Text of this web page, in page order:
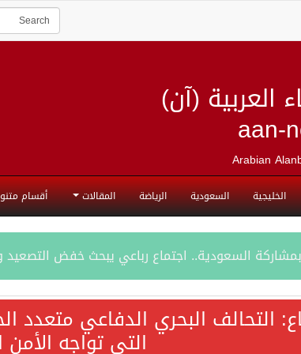
العربية (آن)
aan-
Arabian
الخليجية السعودية الرياضة المقالات أقسام
بمشاركة السعودية.. اجتماع رباعي يبحث خفض التصعيد
الخارجية السعودي: جميع إجراءات إسرائيل
التحالف البحري الدفاعي متعدد
التي تواجه